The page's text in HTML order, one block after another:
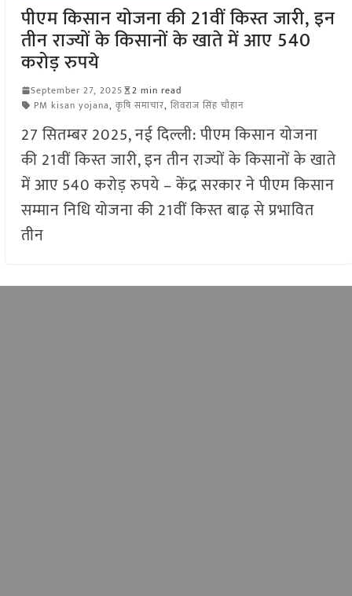
पीएम किसान योजना की 21वीं किस्त जारी, इन
तीन राज्यों के किसानों के खाते में आए 540
करोड़ रुपये
September 27, 2025
2 min read
PM kisan yojana, कृषि समाचार, शिवराज सिंह चौहान
27 सितम्बर 2025, नई दिल्ली: पीएम किसान योजना
की 21वीं किस्त जारी, इन तीन राज्यों के किसानों के खाते
में आए 540 करोड़ रुपये – केंद्र सरकार ने पीएम किसान
सम्मान निधि योजना की 21वीं किस्त बाढ़ से प्रभावित
तीन